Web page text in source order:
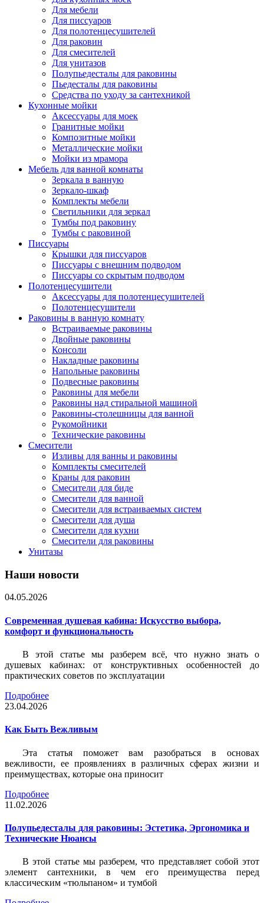
Для мебели
Для писсуаров
Для полотенцесушителей
Для раковин
Для смесителей
Для унитазов
Полупьедесталы для раковины
Пьедесталы для раковины
Средства по уходу за сантехникой
Кухонные мойки
Аксессуары для моек
Гранитные мойки
Композитные мойки
Металлические мойки
Мойки из мрамора
Мебель для ванной комнаты
Зеркала в ванную
Зеркало-шкаф
Комплекты мебели
Светильники для зеркал
Тумбы под раковину
Тумбы с раковиной
Писсуары
Крышки для писсуаров
Писсуары с внешним подводом
Писсуары со скрытым подводом
Полотенцесушители
Аксессуары для полотенцесушителей
Полотенцесушители
Раковины в ванную комнату
Встраиваемые раковины
Двойные раковины
Консоли
Накладные раковины
Напольные раковины
Подвесные раковины
Раковины для мебели
Раковины над стиральной машиной
Раковины-столешницы для ванной
Рукомойники
Технические раковины
Смесители
Изливы для ванны и раковины
Комплекты смесителей
Краны для раковин
Смесители для биде
Смесители для ванной
Смесители для встраиваемых систем
Смесители для душа
Смесители для кухни
Смесители для раковины
Унитазы
Наши новости
04.05.2026
Современная душевая кабина: Искусство выбора,
комфорт и функциональность
В этой статье мы разберем всё, что нужно знать о
душевых кабинах: от конструктивных особенностей до
практических советов по эксплуатации
Подробнее
23.04.2026
Как Быть Вежливым
Эта статья поможет вам разобраться в основах
вежливости, ее проявлениях в различных сферах жизни и
преимуществах, которые она приносит
Подробнее
11.02.2026
Полупьедесталы для раковины: Эстетика, Эргономика и
Технические Нюансы
В этой статье мы разберем, что представляет собой этот
элемент сантехники, в чем его преимущества перед
классическим «тюльпаном» и тумбой